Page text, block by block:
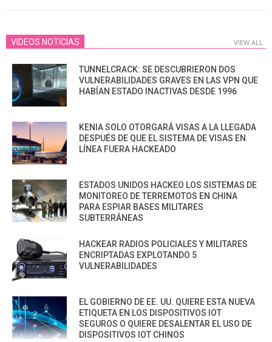
VIDEOS NOTICIAS VIEW ALL
TUNNELCRACK: SE DESCUBRIERON DOS
VULNERABILIDADES GRAVES EN LAS VPN QUE
HABÍAN ESTADO INACTIVAS DESDE 1996
KENIA SOLO OTORGARÁ VISAS A LA LLEGADA
DESPUÉS DE QUE EL SISTEMA DE VISAS EN
LÍNEA FUERA HACKEADO
ESTADOS UNIDOS HACKEO LOS SISTEMAS DE
MONITOREO DE TERREMOTOS EN CHINA
PARA ESPIAR BASES MILITARES
SUBTERRÁNEAS
HACKEAR RADIOS POLICIALES Y MILITARES
ENCRIPTADAS EXPLOTANDO 5
VULNERABILIDADES
EL GOBIERNO DE EE. UU. QUIERE ESTA NUEVA
ETIQUETA EN LOS DISPOSITIVOS IOT
SEGUROS O QUIERE DESALENTAR EL USO DE
DISPOSITIVOS IOT CHINOS